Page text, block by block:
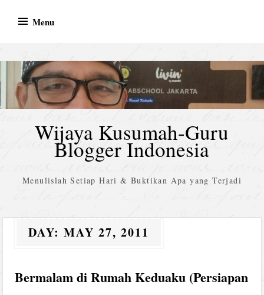
Menu
Wijaya Kusumah-Guru
Blogger Indonesia
Menulislah Setiap Hari & Buktikan Apa yang Terjadi
DAY:MAY 27, 2011
Bermalam di Rumah Keduaku (Persiapan